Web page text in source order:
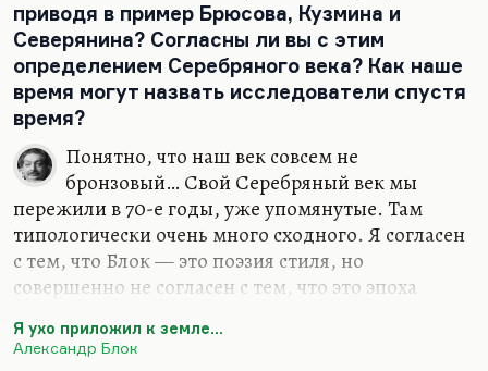
Если вы начинаете читать Бунина лет в
пятнадцать-шестнадцать, то, наверное, начните с
рассказа…
приводя в пример Брюсова, Кузмина и
Северянина? Согласны ли вы с этим
определением Серебряного века? Как наше
время могут назвать исследователи спустя
время?
Понятно, что наш век совсем не
бронзовый… Свой Серебряный век мы
пережили в 70-е годы, уже упомянутые. Там
типологически очень много сходного. Я согласен
с тем, что Блок — это поэзия стиля, но
совершенно не согласен с тем, что это эпоха
отношение к Брюсову мне совершенно
несвойственно и непонятно. Где Брюсов
Я ухо приложил к земле...
Александр Блок